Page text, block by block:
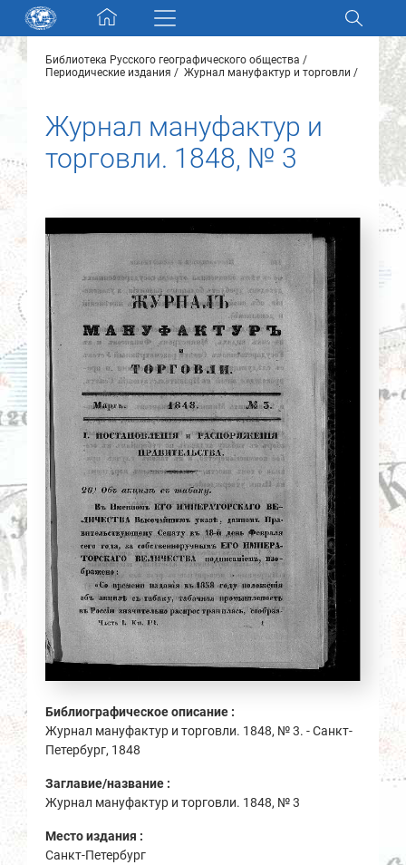
Skip navigation
Разделы и коллекции
Электронный каталог
Новости
О нас
Контакты
Партнеры
Найти
Библиотека Русского географического общества
Периодические издания
Журнал мануфактур и торговли
Журнал мануфактур и
торговли. 1848, № 3
Библиографическое описание :
Журнал мануфактур и торговли. 1848, № 3. - Санкт-
Петербург, 1848
Заглавие/название :
Журнал мануфактур и торговли. 1848, № 3
Место издания :
Санкт-Петербург